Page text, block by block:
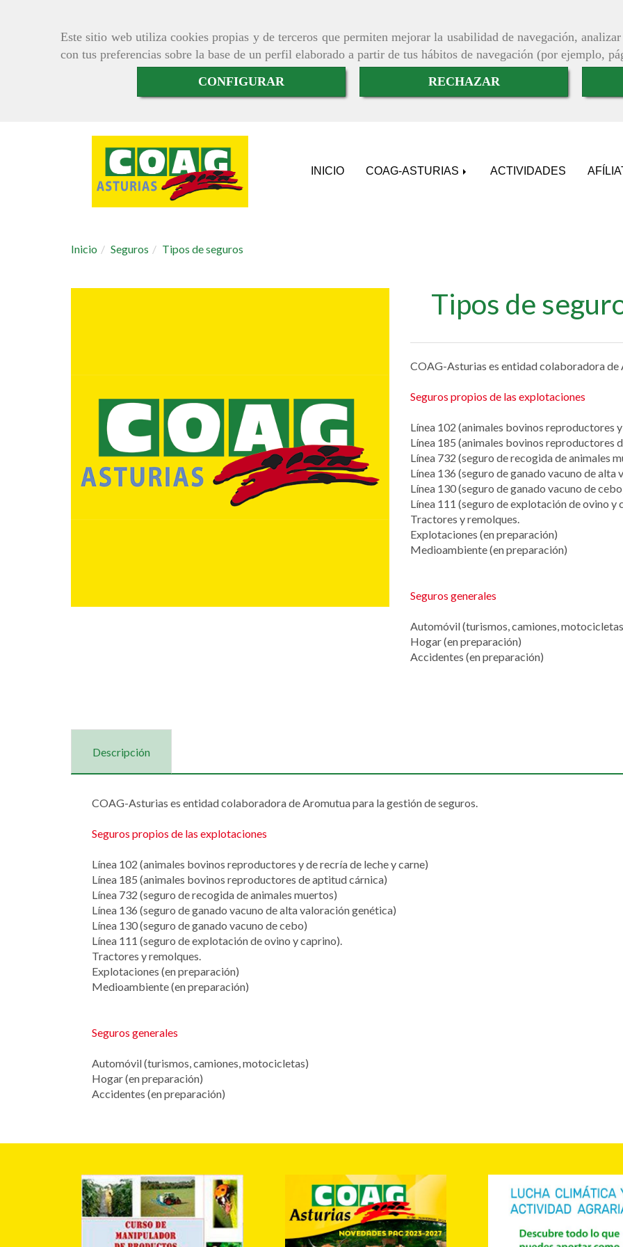
Este sitio web utiliza cookies propias y de terceros que permiten mejorar la usabilidad de navegación,
con tus preferencias sobre la base de un perfil elaborado a partir de tus hábitos de navegación (por ejemplo,
CONFIGURAR
RECHAZAR
INICIO COAG-ASTURIAS ACTIVIDADES
Inicio Seguros Tipos de seguros
Tipos de
COAG-Asturias es entidad colaboradora de
Seguros propios de las explotaciones
Línea 102 (animales bovinos reproductores
Línea 185 (animales bovinos reproductores
Línea 732 (seguro de recogida de animales
Línea 136 (seguro de ganado vacuno de alta
Línea 130 (seguro de ganado vacuno de
Línea 111 (seguro de explotación de ovino y
Tractores y remolques.
Explotaciones (en preparación)
Medioambiente (en preparación)
Seguros generales
Automóvil (turismos, camiones,
Hogar (en preparación)
Accidentes (en preparación)
Descripción
COAG-Asturias es entidad colaboradora de Aromutua para la gestión de seguros.
Seguros propios de las explotaciones
Línea 102 (animales bovinos reproductores y de recría de leche y carne)
Línea 185 (animales bovinos reproductores de aptitud cárnica)
Línea 732 (seguro de recogida de animales muertos)
Línea 136 (seguro de ganado vacuno de alta valoración genética)
Línea 130 (seguro de ganado vacuno de cebo)
Línea 111 (seguro de explotación de ovino y caprino).
Tractores y remolques.
Explotaciones (en preparación)
Medioambiente (en preparación)
Seguros generales
Automóvil (turismos, camiones, motocicletas)
Hogar (en preparación)
Accidentes (en preparación)